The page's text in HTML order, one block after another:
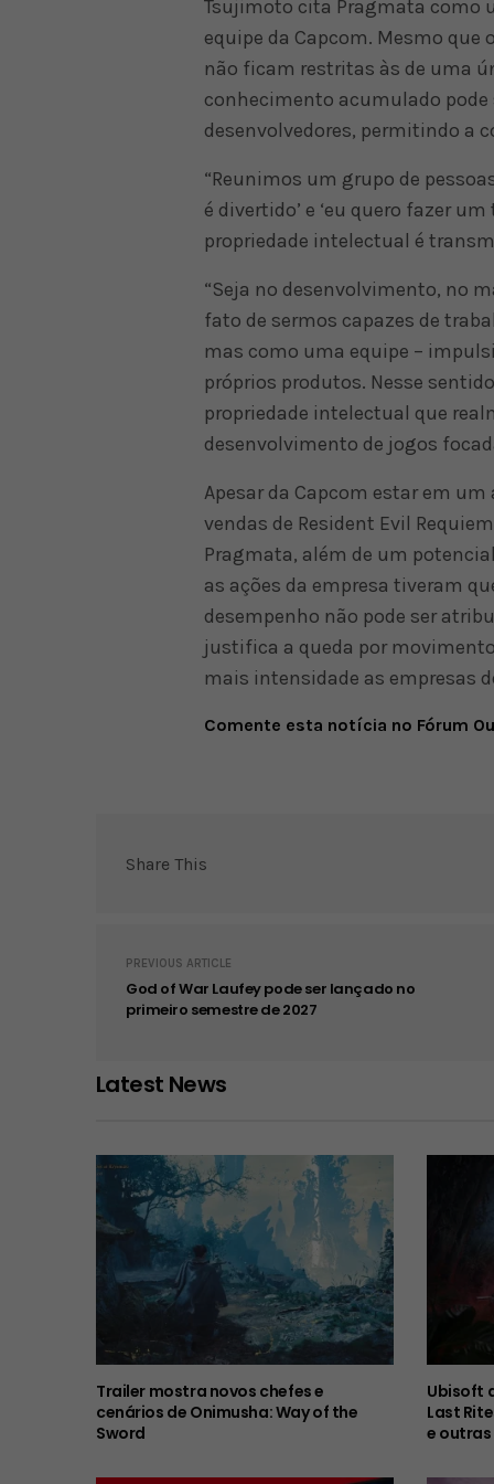
Tsujimoto cita Pragmata como
equipe da Capcom. Mesmo
não ficam restritas às de uma
conhecimento acumulado
desenvolvedores, permitindo a
“Reunimos um grupo de
é divertido’ e ‘eu quero fazer
propriedade intelectual é
“Seja no desenvolvimento, no
fato de sermos capazes de
mas como uma equipe –
próprios produtos. Nesse
propriedade intelectual que
desenvolvimento de jogos
Apesar da Capcom estar em
vendas de Resident Evil
Pragmata, além de um
as ações da empresa tiveram
desempenho não pode ser
justifica a queda por
mais intensidade as empresas
Comente esta notícia no Fórum
Share This
PREVIOUS ARTICLE
God of War Laufey pode ser lançado no
primeiro semestre de 2027
Latest News
Trailer mostra novos chefes e
cenários de Onimusha: Way of the
Sword
Ubisoft
Last
e